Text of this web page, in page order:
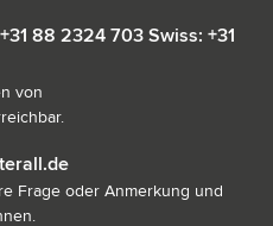
88 2324 703 Swiss: +31
von
Frage oder Anmerkung und